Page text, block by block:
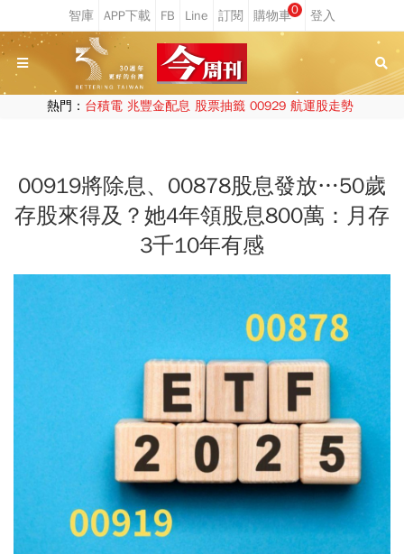
0
熱門： 台積電 兆豐金配息 股票抽籤 00929 航運股走勢
00919將除息、00878股息發放…50歲
存股來得及？她4年領股息800萬：月存
3千10年有感